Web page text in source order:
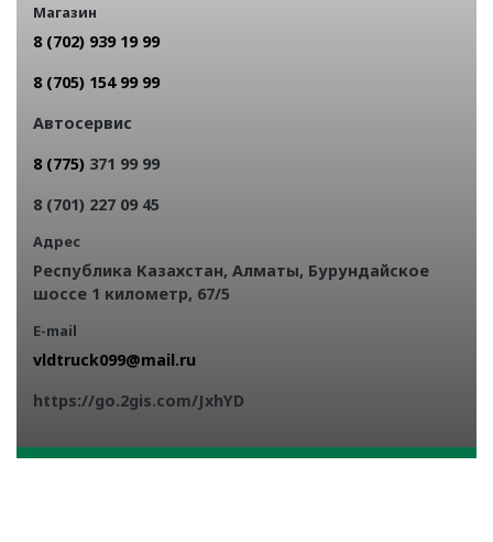
Магазин
8 (702) 939 19 99
8 (705) 154 99 99
Автосервис
8 (775) 371 99 99
8 (701) 227 09 45
Адрес
Республика Казахстан, Алматы, Бурундайское
шоссе 1 километр, 67/5
E-mail
https://go.2gis.com/JxhYD